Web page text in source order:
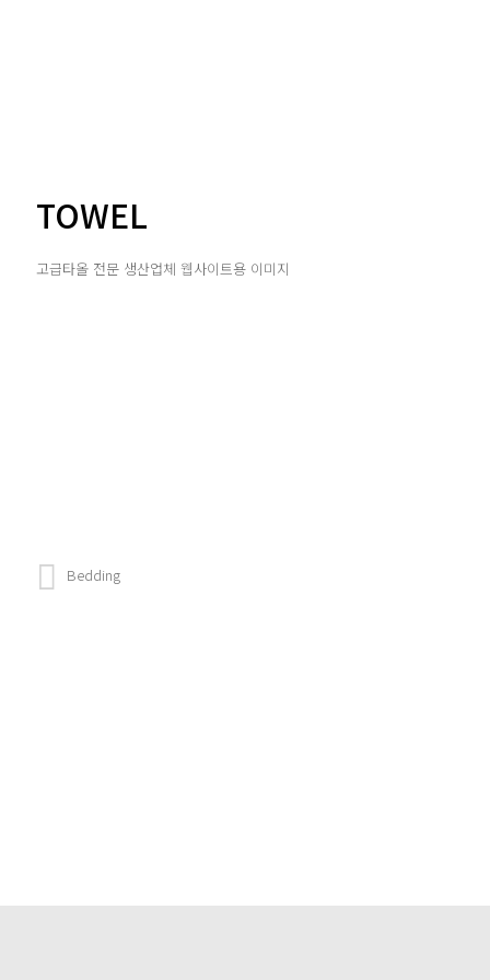
TOWEL
고급타올 전문 생산업체 웹사이트용 이미지
Bedding